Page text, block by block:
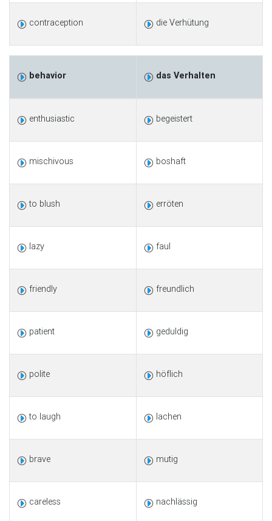
contraception die Verhütung
behavior das Verhalten
enthusiastic begeistert
mischivous boshaft
to blush erröten
lazy faul
friendly freundlich
patient geduldig
polite höflich
to laugh lachen
brave mutig
careless nachlässig